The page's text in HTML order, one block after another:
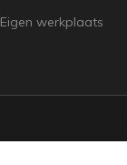
Eigen werkplaats